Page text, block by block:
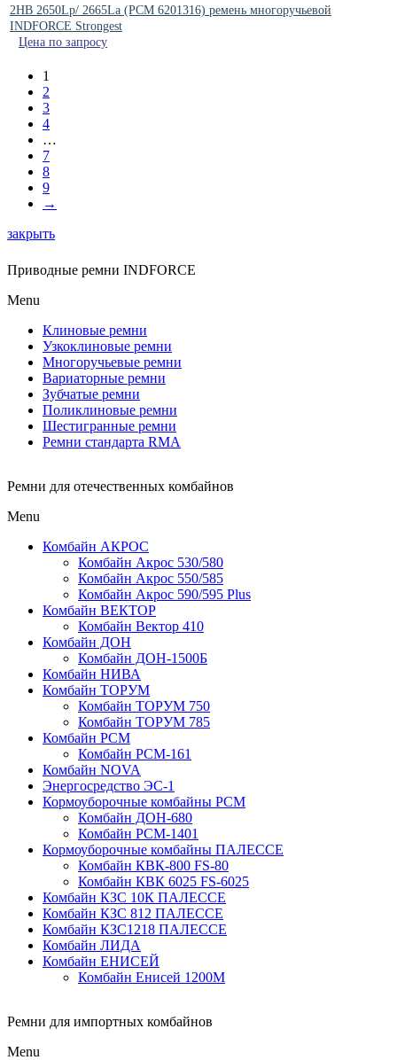
2HB 2650Lp/ 2665La (PCM 6201316) ремень многоручьевой
INDFORCE Strongest
Цена по запросу
1
2
3
4
…
7
8
9
→
закрыть
Приводные ремни INDFORCE
Menu
Клиновые ремни
Узкоклиновые ремни
Многоручьевые ремни
Вариаторные ремни
Зубчатые ремни
Поликлиновые ремни
Шестигранные ремни
Ремни стандарта RMA
Ремни для отечественных комбайнов
Menu
Комбайн АКРОС
Комбайн Акрос 530/580
Комбайн Акрос 550/585
Комбайн Акрос 590/595 Plus
Комбайн ВЕКТОР
Комбайн Вектор 410
Комбайн ДОН
Комбайн ДОН-1500Б
Комбайн НИВА
Комбайн ТОРУМ
Комбайн ТОРУМ 750
Комбайн ТОРУМ 785
Комбайн РСМ
Комбайн РСМ-161
Комбайн NOVA
Энергосредство ЭС-1
Кормоуборочные комбайны РСМ
Комбайн ДОН-680
Комбайн РСМ-1401
Кормоуборочные комбайны ПАЛЕССЕ
Комбайн КВК-800 FS-80
Комбайн КВК 6025 FS-6025
Комбайн КЗС 10К ПАЛЕССЕ
Комбайн КЗС 812 ПАЛЕССЕ
Комбайн КЗС1218 ПАЛЕССЕ
Комбайн ЛИДА
Комбайн ЕНИСЕЙ
Комбайн Енисей 1200М
Ремни для импортных комбайнов
Menu